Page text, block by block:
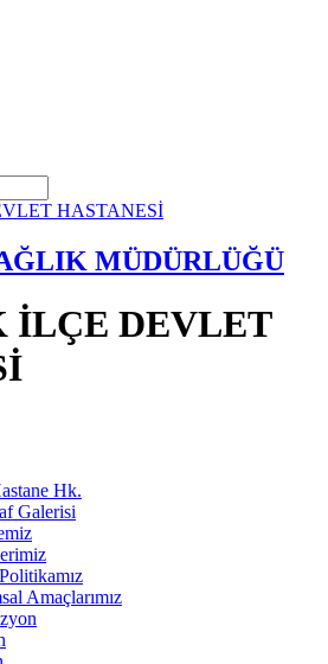
MÜDÜRLÜĞÜ
İLÇE DEVLET
Hk.
Galerisi
Amaçlarımız